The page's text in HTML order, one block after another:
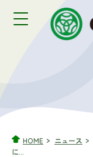
HOME ニュース
に...